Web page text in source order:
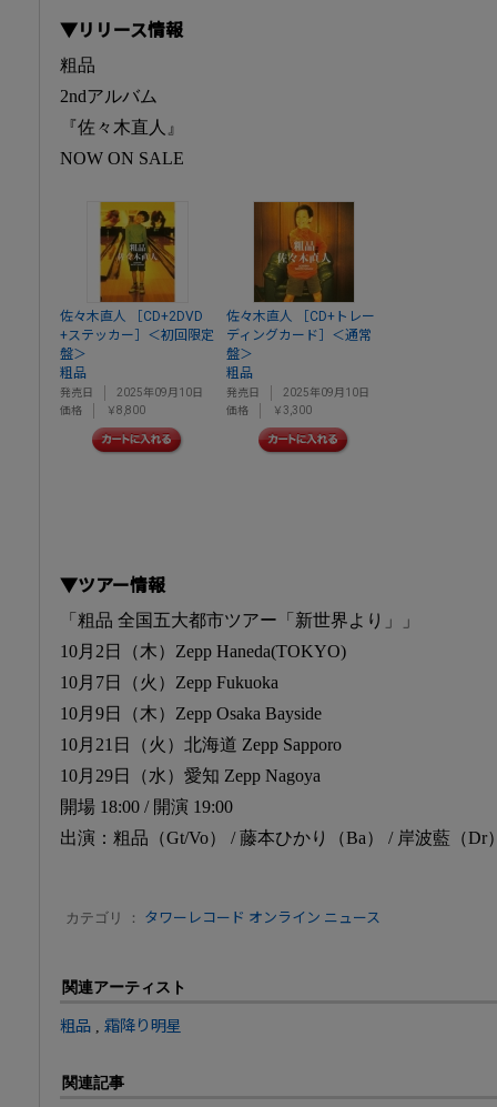
▼リリース情報
粗品
2ndアルバム
『佐々木直人』
NOW ON SALE
佐々木直人 ［CD+2DVD
+ステッカー］＜初回限定
盤＞
粗品
発売日
2025年09月10日
価格
￥8,800
佐々木直人 ［CD+トレー
ディングカード］＜通常
盤＞
粗品
発売日
2025年09月10日
価格
￥3,300
▼ツアー情報
「粗品 全国五大都市ツアー「新世界より」」
10月2日（木）Zepp Haneda(TOKYO)
10月7日（火）Zepp Fukuoka
10月9日（木）Zepp Osaka Bayside
10月21日（火）北海道 Zepp Sapporo
10月29日（水）愛知 Zepp Nagoya
開場 18:00 / 開演 19:00
出演：粗品（Gt/Vo） / 藤本ひかり（Ba） / 岸波藍（Dr
カテゴリ ： タワーレコード オンライン ニュース
関連アーティスト
粗品 霜降り明星
関連記事